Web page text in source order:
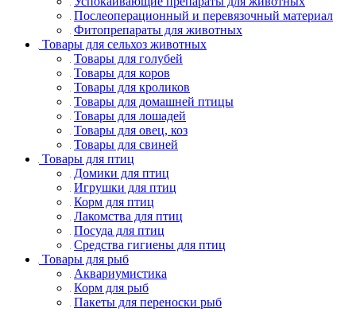
Послеоперационный и перевязочный материал
Фитопрепараты для животных
Товары для сельхоз животных
Товары для голубей
Товары для коров
Товары для кроликов
Товары для домашней птицы
Товары для лошадей
Товары для овец, коз
Товары для свиней
Товары для птиц
Домики для птиц
Игрушки для птиц
Корм для птиц
Лакомства для птиц
Посуда для птиц
Средства гигиены для птиц
Товары для рыб
Аквариумистика
Корм для рыб
Пакеты для переноски рыб